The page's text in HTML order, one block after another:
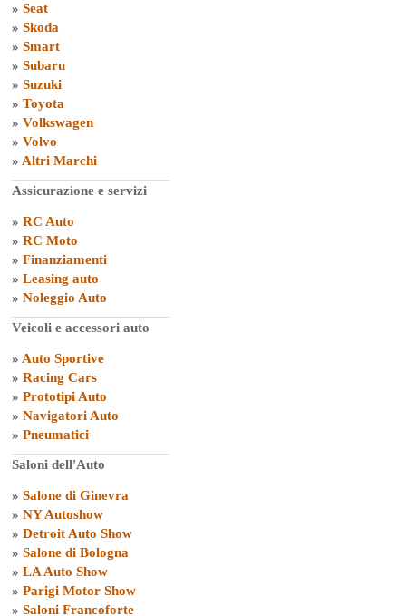
» Seat
» Skoda
» Smart
» Subaru
» Suzuki
» Toyota
» Volkswagen
» Volvo
» Altri Marchi
Assicurazione e servizi
» RC Auto
» RC Moto
» Finanziamenti
» Leasing auto
» Noleggio Auto
Veicoli e accessori auto
» Auto Sportive
» Racing Cars
» Prototipi Auto
» Navigatori Auto
» Pneumatici
Saloni dell'Auto
» Salone di Ginevra
» NY Autoshow
» Detroit Auto Show
» Salone di Bologna
» LA Auto Show
» Parigi Motor Show
» Saloni Francoforte